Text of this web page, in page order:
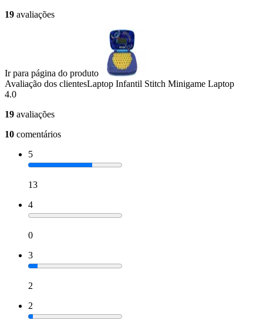
19 avaliações
Ir para página do produto
Avaliação dos clientesLaptop Infantil Stitch Minigame Laptop
4.0
19 avaliações
10 comentários
5
13
4
0
3
2
2